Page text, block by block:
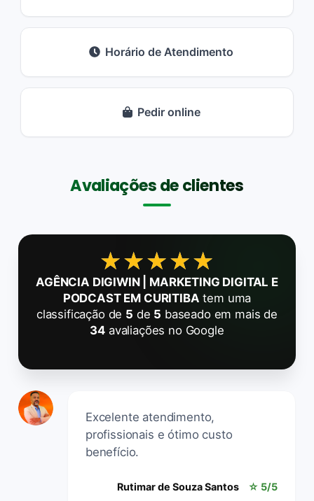
Horário de Atendimento
Pedir online
Avaliações de clientes
★★★★★
★★★★★
AGÊNCIA DIGIWIN | MARKETING DIGITAL E
PODCAST EM CURITIBA tem uma
classificação de 5 de 5 baseado em mais de
34 avaliações no Google
Excelente atendimento,
profissionais e ótimo custo
benefício.
Rutimar de Souza Santos ☆ 5/5